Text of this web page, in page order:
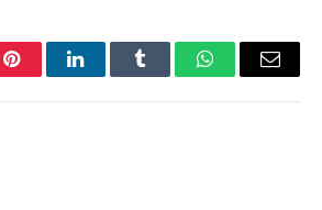
PinterestLinkedInTumblr WhatsAppEmail